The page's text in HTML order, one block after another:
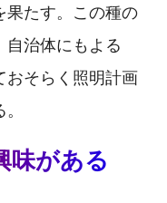
果たす。この種の
治体にもよる
おそらく照明計画
味がある